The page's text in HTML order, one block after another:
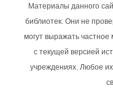
Материалы данного
библиотек. Они не
могут выражать
с текущей версией
учреждениях. Любое